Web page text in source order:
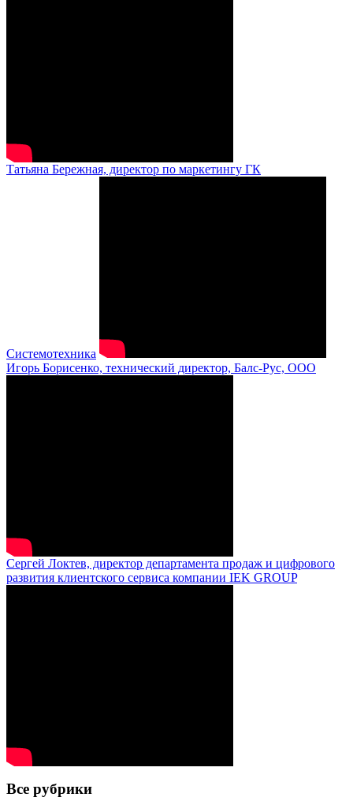
Татьяна Бережная, директор по маркетингу ГК
Системотехника
Игорь Борисенко, технический директор, Балс-Рус, ООО
Сергей Локтев, директор департамента продаж и цифрового
развития клиентского сервиса компании IEK GROUP
Все рубрики